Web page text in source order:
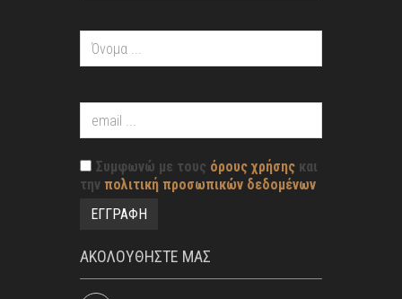
Συμφωνώ με τους όρους χρήσης και
την πολιτική προσωπικών δεδομένων
ΑΚΟΛΟΥΘΗΣΤΕ ΜΑΣ